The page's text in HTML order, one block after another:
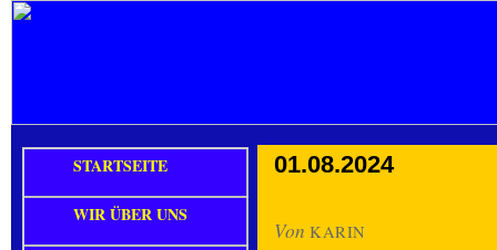
01.08.2024
Von KARIN
STARTSEITE
WIR ÜBER UNS